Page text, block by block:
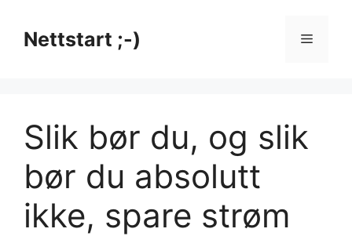
innholdNettstart ;-) Meny
Slik bør du, og slik
bør du absolutt
ikke, spare strøm